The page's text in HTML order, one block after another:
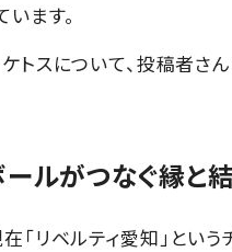
ます。
トスについて、投稿者さ
ルがつなぐ縁と
「リベルティ愛知」という